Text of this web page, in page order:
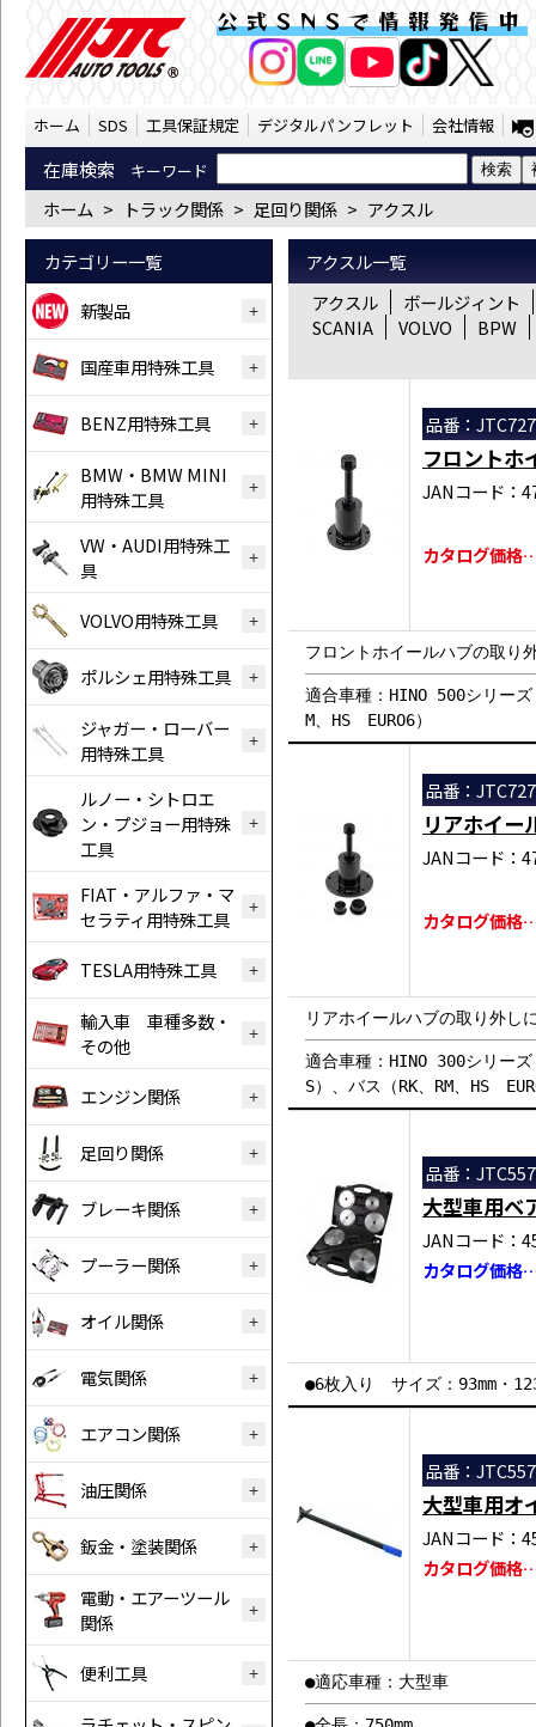
トラック関係 足回り関係 アクス
公式SNSで情報発信中
ホーム SDS 工具保証規定 デジタルパンフレット 会社情報
在庫検索 キーワード
ホーム > トラック関係 > 足回り関係 > アクスル
カテゴリー一覧
新製品
国産車用特殊工具
BENZ用特殊工具
BMW・BMW MINI
用特殊工具
VW・AUDI用特殊工
具
VOLVO用特殊工具
ポルシェ用特殊工具
ジャガー・ローバー
用特殊工具
ルノー・シトロエ
ン・プジョー用特殊
工具
FIAT・アルファ・マ
セラティ用特殊工具
TESLA用特殊工具
輸入車 車種多数・
その他
エンジン関係
足回り関係
ブレーキ関係
プーラー関係
オイル関係
電気関係
エアコン関係
油圧関係
鈑金・塗装関係
電動・エアーツール
関係
便利工具
アクスル一覧
アクスル
ボールジィント
SCANIA
VOLVO BPW
品番：
フロントホ
JANコード：
カタログ価格
フロントホイールハブの取り
適合車種：HINO 500シリー
M、HS EURO6）
品番：
リアホイー
JANコード：
カタログ価格
リアホイールハブの取り外し
適合車種：HINO 300シリーズ
S）、バス（RK、RM、HS
品番：
大型車用ベ
JANコード：
カタログ価格
●6枚入り サイズ：93mm・
品番：
大型車用オ
JANコード：
カタログ価格
●適応車種：大型車
AI商品コンシェルジ
オンライン